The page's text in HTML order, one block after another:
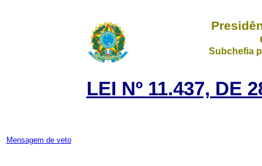
Subchefia
LEI Nº 11.437, DE
Mensagem de veto